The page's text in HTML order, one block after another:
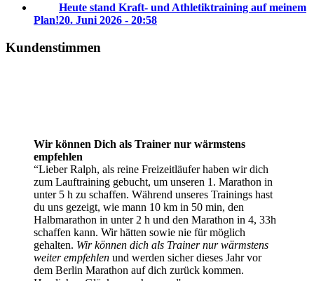
Heute stand Kraft- und Athletiktraining auf meinem
Plan!20. Juni 2026 - 20:58
Kundenstimmen
Wir können Dich als Trainer nur wärmstens
empfehlen
Lieber Ralph, als reine Freizeitläufer haben wir dich
zum Lauftraining gebucht, um unseren 1. Marathon in
unter 5 h zu schaffen. Während unseres Trainings hast
du uns gezeigt, wie mann 10 km in 50 min, den
Halbmarathon in unter 2 h und den Marathon in 4, 33h
schaffen kann. Wir hätten sowie nie für möglich
gehalten. Wir können dich als Trainer nur wärmstens
weiter empfehlen und werden sicher dieses Jahr vor
dem Berlin Marathon auf dich zurück kommen.